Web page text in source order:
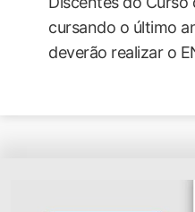
cursando o último
deverão realizar o